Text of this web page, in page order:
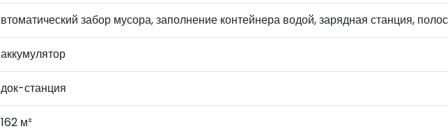
втоматический забор мусора, заполнение контейнера водой, зарядная станция,
аккумулятор
док-станция
162 м²